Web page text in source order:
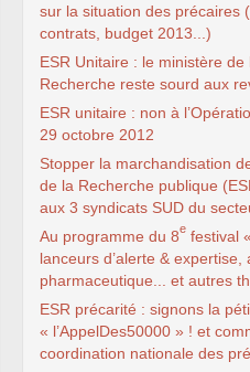
sur la situation des précaires
contrats, budget 2013...)
ESR Unitaire : le ministère de
Recherche reste sourd aux
ESR unitaire : non à
29 octobre 2012
Stopper la marchandisation
de la Recherche publique (
aux 3 syndicats SUD du
Au programme du 8e festival
lanceurs d’alerte &
pharmaceutique... et autres
ESR précarité : signons la
« l’AppelDes50000 » ! et
coordination nationale des